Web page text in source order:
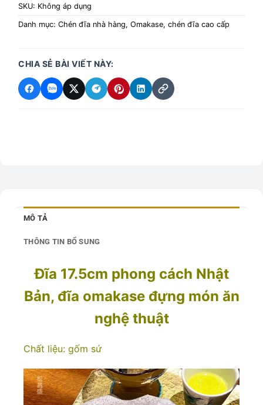
SKU: Không áp dụng
Danh mục: Chén đĩa nhà hàng, Omakase, chén đĩa cao cấp
CHIA SẺ BÀI VIẾT NÀY:
MÔ TẢ
THÔNG TIN BỔ SUNG
Đĩa 17.5cm phong cách Nhật
Bản, đĩa omakase đựng món ăn
nghệ thuật
Chất liệu: gốm sứ